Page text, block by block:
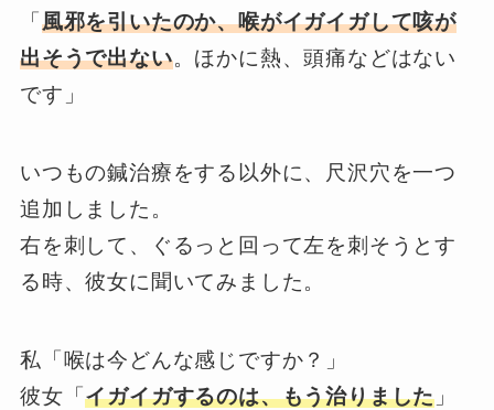
「 風邪を引いたのか、喉がイガイガして咳が
出そうで出ない。ほかに熱、頭痛などはない
です」
いつもの鍼治療をする以外に、尺沢穴を一つ
追加しました。
右を刺して、ぐるっと回って左を刺そうとす
る時、彼女に聞いてみました。
私「喉は今どんな感じですか？」
彼女「イガイガするのは、もう治りました 」